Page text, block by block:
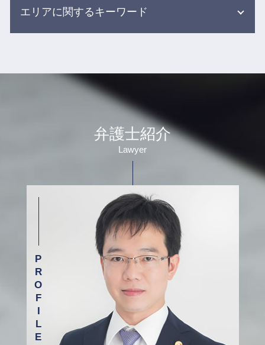
医療過誤 調査
入浴 介助 事故
医療事故 医療過誤
グループ ホーム 事故
介護事故 家族への報告
離婚の話し合いに応じ ない
親権 父親 勝ち取る
別居 話し合い
婚姻費用 払わない
dv モラハラ 離婚
離婚調停から裁判
婚姻費用 調停
離婚 条件 別居
婚姻費用分担請求 調停
離婚調停中に やってはいけない こと
離婚調停 進め方
借金 債務整理 悩み 借金相談
職場 トラブル 弁護士
労働問題 パワハラ
交通事故 弁護士 基準
借金 弁護士 取り立て
借金 債務整理 弁護士 相談
示談交渉 保険会社
労働基準法 弁護士
自己破産 債務整理
雇用問題 弁護士
労働トラブル 弁護士
事故 相談 加害者
保険会社 示談
エリアに関するキーワード
借金 相談 弁護士 渋谷区
債務整理 相談 弁護士 新宿区
借金 相談 弁護士 新宿区
相続 相談 弁護士 渋谷区
医療事故 相談 弁護士 目黒区
労働問題 相談 弁護士 杉並区
介護事故 相談 弁護士 杉並区
交通事故 相談 弁護士 渋谷区
労働問題 相談 弁護士 目黒区
離婚 相談 弁護士 目黒区
債務整理 相談 弁護士 杉並区
離婚 相談 弁護士 渋谷区
医療事故 相談 弁護士 杉並区
借金 相談 弁護士 杉並区
債務整理 相談 弁護士 渋谷区
借金 相談 弁護士 目黒区
相続 相談 弁護士 新宿区
弁護士紹介
Lawyer